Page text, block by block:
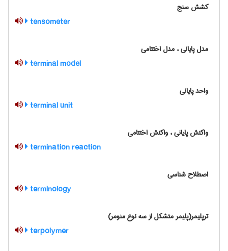
کشش سنج
tensometer
مدل پایانی ، مدل اختتامی
terminal model
واحد پایانی
terminal unit
واکنش پایانی ، واکنش اختتامی
termination reaction
اصطلاح شناسی
terminology
ترپلیمر(پلیمر متشکل از سه نوع منومر)
terpolymer